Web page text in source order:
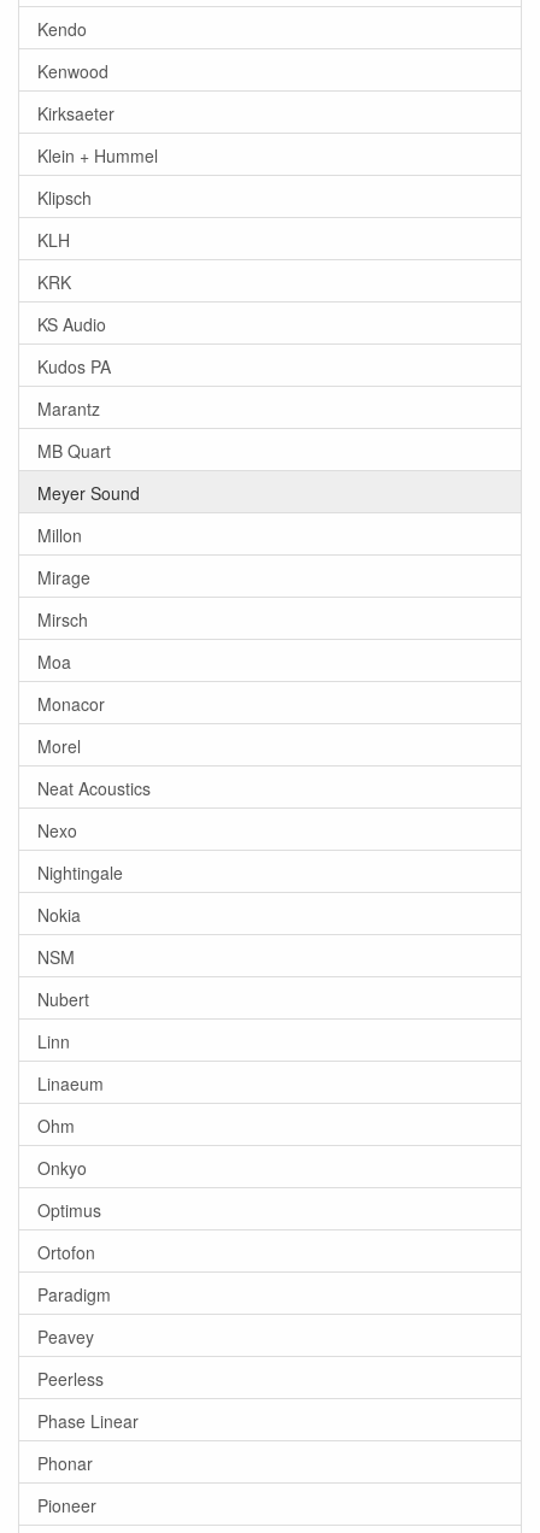
Kendo
Kenwood
Kirksaeter
Klein + Hummel
Klipsch
KLH
KRK
KS Audio
Kudos PA
Marantz
MB Quart
Meyer Sound
Millon
Mirage
Mirsch
Moa
Monacor
Morel
Neat Acoustics
Nexo
Nightingale
Nokia
NSM
Nubert
Linn
Linaeum
Ohm
Onkyo
Optimus
Ortofon
Paradigm
Peavey
Peerless
Phase Linear
Phonar
Pioneer